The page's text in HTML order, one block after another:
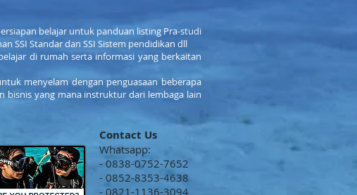
belajar untuk panduan listing Pra-studi
SSI Standar dan SSI Sistem pendidikan dll
di rumah serta informasi yang berkaitan
menyelam dengan penguasaan beberapa
bisnis yang mana instruktur dari lembaga lain
Contact Us
Whatsapp:
- 0838-0752-7652
- 0852-8353-4638
- 0821-1136-3094